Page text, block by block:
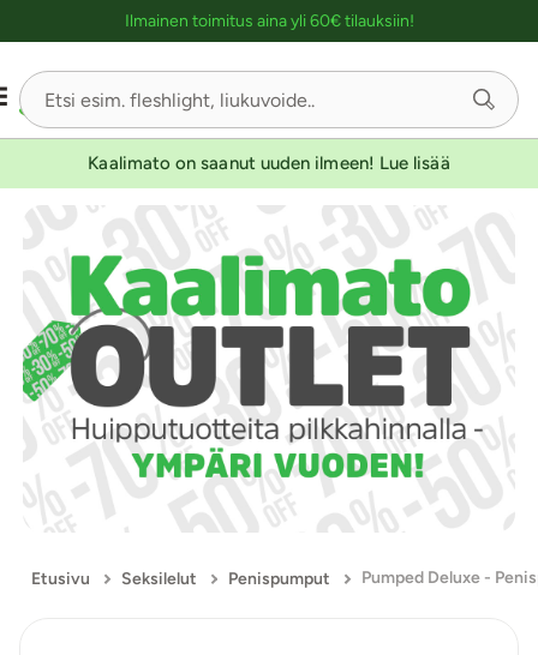
Ilmainen toimitus aina yli 60€ tilauksiin!
Kaalimato on saanut uuden ilmeen! Lue lisää
Etusivu Seksilelut Penispumput